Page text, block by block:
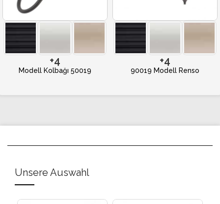
+4
Modell Kolbağı 50019
+4
90019 Modell Renso
Unsere Auswahl